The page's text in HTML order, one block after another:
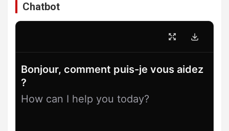
Chatbot
Bonjour, comment puis-je vous aidez
?
How can I help you today?